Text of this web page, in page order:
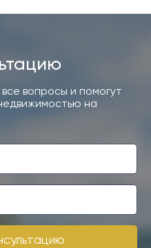
вопросы и помогут
на